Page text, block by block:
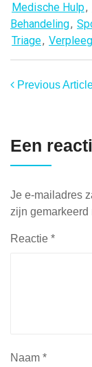
Medische Hulp,
Behandeling,
Triage,
Previous
Een
Je e-mailadres
zijn gemarkeerd
Reactie *
Naam *